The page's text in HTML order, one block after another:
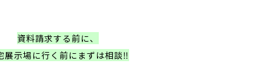
資料請求する前に、
展示場に行く前にまずは相談‼